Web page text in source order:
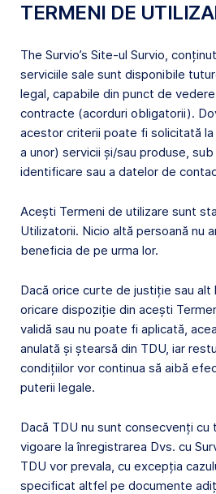
TERMENI DE
The Survio’s Site-ul Survio,
serviciile sale sunt disponibile
legal, capabile din punct de
contracte (acorduri obligatorii).
acestor criterii poate fi solicitată
a unor) servicii și/sau produse,
identificare sau a datelor de
Acești Termeni de utilizare sunt
Utilizatorii. Nicio altă persoană nu
beneficia de pe urma lor.
Dacă orice curte de justiție sau alt
oricare dispoziție din acești
validă sau nu poate fi aplicată,
anulată și ștearsă din TDU, iar
condițiilor vor continua să aibă
puterii legale.
Dacă TDU nu sunt consecvenți cu
vigoare la înregistrarea Dvs. cu
TDU vor prevala, cu excepția
specificat altfel pe documente